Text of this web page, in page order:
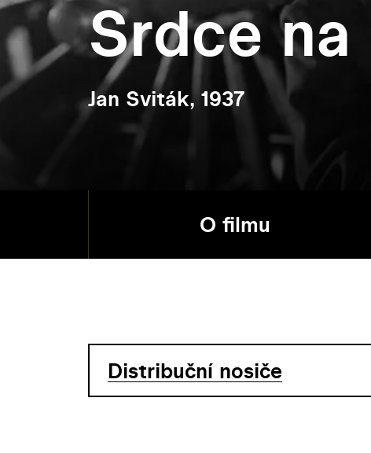
Srdce
Jan Sviták, 1937
O filmu
Distribuční nosiče